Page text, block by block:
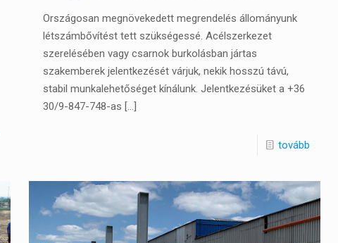
Országosan megnövekedett megrendelés állományunk
létszámbővítést tett szükségessé. Acélszerkezet
szerelésében vagy csarnok burkolásban jártas
szakemberek jelentkezését várjuk, nekik hosszú távú,
stabil munkalehetőséget kínálunk. Jelentkezésüket a +36
30/9-847-748-as […]
tovább